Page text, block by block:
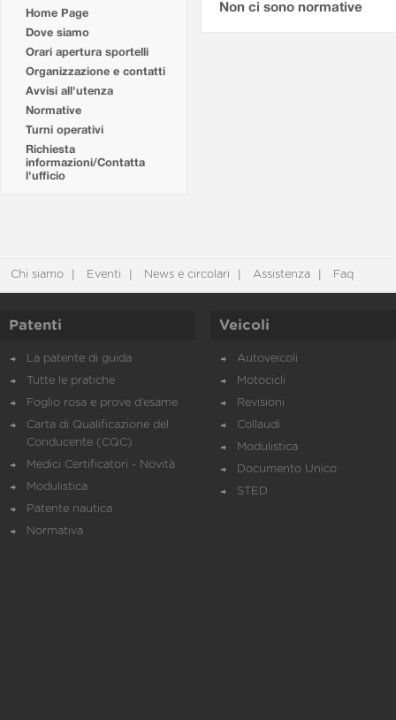
Home Page
Dove siamo
Orari apertura sportelli
Organizzazione e contatti
Avvisi all'utenza
Normative
Turni operativi
Richiesta
informazioni/Contatta
l'ufficio
Non ci sono normative
Chi siamo Eventi News e circolari Assistenza Faq
Patenti
La patente di guida
Tutte le pratiche
Foglio rosa e prove d’esame
Carta di Qualificazione del
Conducente (CQC)
Medici Certificatori - Novità
Modulistica
Patente nautica
Normativa
Veicoli
Autoveicoli
Motocicli
Revisioni
Collaudi
Modulistica
Documento Unico
STED